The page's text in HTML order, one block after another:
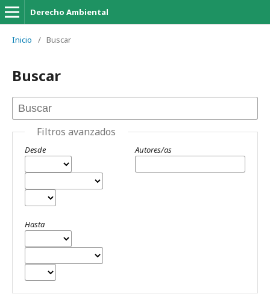
Derecho Ambiental
Inicio / Buscar
Buscar
Filtros avanzados
Desde
Hasta
Autores/as